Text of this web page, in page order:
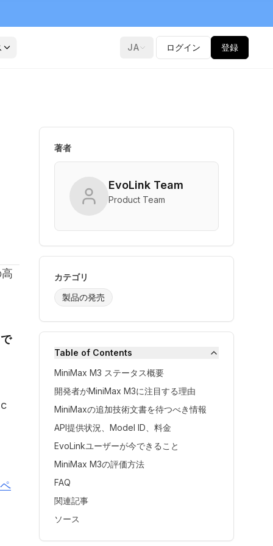
JA ログイン 登録
著者
EvoLink Team
Product Team
カテゴリ
製品の発売
Table of Contents
MiniMax M3 ステータス概要
開発者がMiniMax M3に注目する理由
MiniMaxの追加技術文書を待つべき情報
API提供状況、Model ID、料金
EvoLinkユーザーが今できること
MiniMax M3の評価方法
FAQ
関連記事
ソース